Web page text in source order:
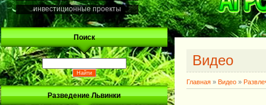
инвестиционные проекты
Поиск
Разведение Львинки
Видео
Главная » Видео »